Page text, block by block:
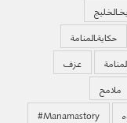
حكايةـالمنامة
عزف
ملامح
‏#manamastory